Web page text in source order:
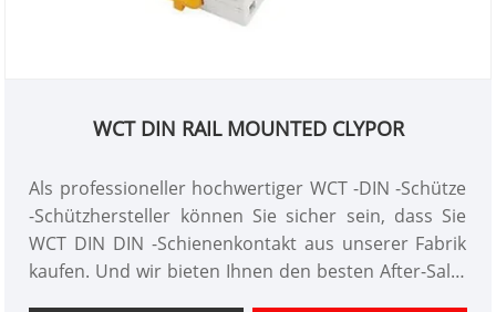
WCT DIN RAIL MOUNTED CLYPOR
Als professioneller hochwertiger WCT -DIN -Schütze
-Schützhersteller können Sie sicher sein, dass Sie
WCT DIN DIN -Schienenkontakt aus unserer Fabrik
kaufen. Und wir bieten Ihnen den besten After-Sale-